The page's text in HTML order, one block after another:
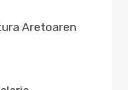
Aretoaren